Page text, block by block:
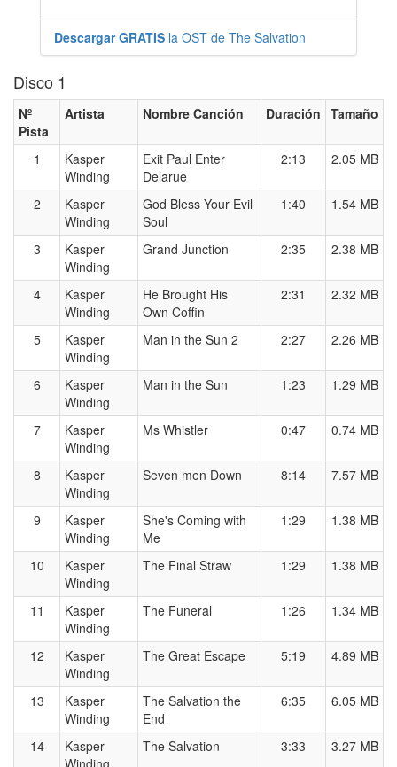
Descargar GRATIS la OST de The Salvation
Disco 1
Nº
Pista
Artista Nombre Canción Duración Tamaño
1
Kasper
Winding
Exit Paul Enter
Delarue
2:13 2.05 MB
2
Kasper
Winding
God Bless Your Evil
Soul
1:40 1.54 MB
3
Kasper
Winding
Grand Junction 2:35 2.38 MB
4
Kasper
Winding
He Brought His
Own Coffin
2:31 2.32 MB
5
Kasper
Winding
Man in the Sun 2 2:27 2.26 MB
6
Kasper
Winding
Man in the Sun 1:23 1.29 MB
7
Kasper
Winding
Ms Whistler 0:47 0.74 MB
8
Kasper
Winding
Seven men Down 8:14 7.57 MB
9
Kasper
Winding
She's Coming with
Me
1:29 1.38 MB
10
Kasper
Winding
The Final Straw 1:29 1.38 MB
11
Kasper
Winding
The Funeral 1:26 1.34 MB
12
Kasper
Winding
The Great Escape 5:19 4.89 MB
13
Kasper
Winding
The Salvation the
End
6:35 6.05 MB
14
Kasper
Winding
The Salvation 3:33 3.27 MB